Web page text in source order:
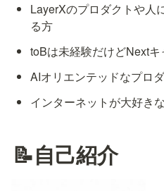
LayerXのプロダクトや人
る方
toBは未経験だけどNext
AIオリエンテッドなプロ
インターネットが大好き
📝自己紹介